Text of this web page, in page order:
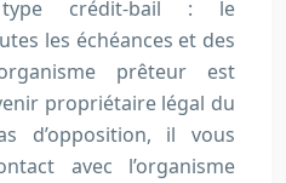
crédit-bail : le
les échéances et des
prêteur est
propriétaire légal du
d’opposition, il vous
avec l’organisme